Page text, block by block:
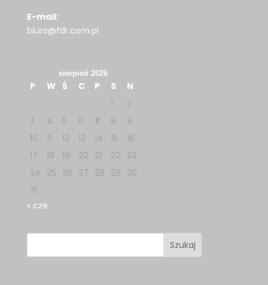
E-mail:
biuro@fdr.com.pl
sierpień 2026
P W Ś C P S
N
1
2
3
4 5 6 7 8
9
10
11 12 13 14 15
16
17
18 19 20 21 22
23
24 25 26 27 28 29 30
31
« cze